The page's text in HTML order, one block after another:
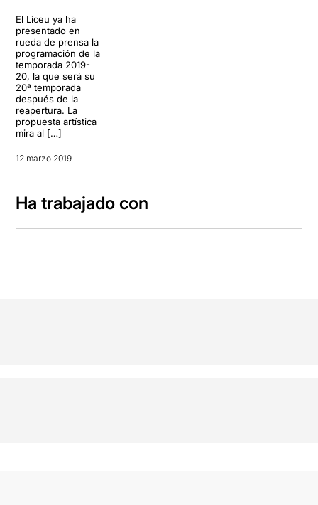
El Liceu ya ha
presentado en
rueda de prensa la
programación de la
temporada 2019-
20, la que será su
20ª temporada
después de la
reapertura. La
propuesta artística
mira al […]
12 marzo 2019
Ha trabajado con